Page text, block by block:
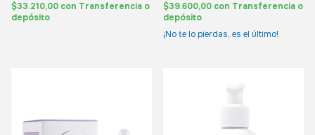
$33.210,00 con Transferencia o
depósito
$39.600,00 con Transferencia o
depósito
¡No te lo pierdas, es el último!